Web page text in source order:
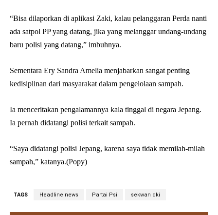
“Bisa dilaporkan di aplikasi Zaki, kalau pelanggaran Perda nanti
ada satpol PP yang datang, jika yang melanggar undang-undang
baru polisi yang datang,” imbuhnya.
Sementara Ery Sandra Amelia menjabarkan sangat penting
kedisiplinan dari masyarakat dalam pengelolaan sampah.
Ia menceritakan pengalamannya kala tinggal di negara Jepang.
Ia pernah didatangi polisi terkait sampah.
“Saya didatangi polisi Jepang, karena saya tidak memilah-milah
sampah,” katanya.(Popy)
TAGS Headline news Partai Psi sekwan dki